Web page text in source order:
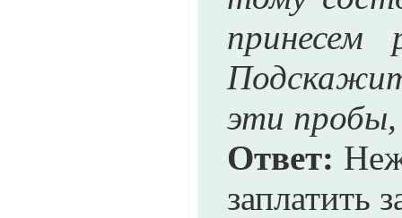
принесем
эти
Ответ:
заплатить